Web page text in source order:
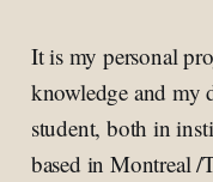
It is my personal
knowledge and my
student, both in
based in Montreal